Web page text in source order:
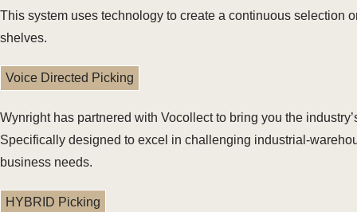
This system uses technology to create a continuous selection
shelves.
Voice Directed Picking
Wynright has partnered with Vocollect to bring you the
Specifically designed to excel in challenging industrial-
business needs.
HYBRID Picking